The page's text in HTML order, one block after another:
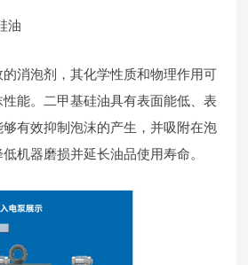
油
消泡剂，其化学性质和物理作用可
能。二甲基硅油具有表面能低、表
有效抑制泡沫的产生，并吸附在泡
机器磨损并延长油品使用寿命。